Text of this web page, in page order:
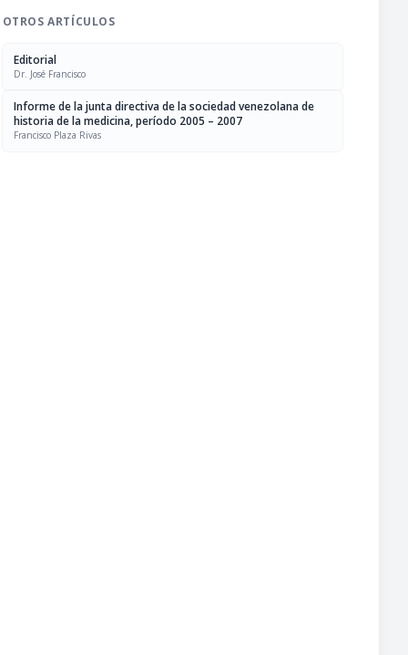
OTROS ARTÍCULOS
Editorial
Dr. José Francisco
Informe de la junta directiva de la sociedad venezolana de
historia de la medicina, período 2005 – 2007
Francisco Plaza Rivas